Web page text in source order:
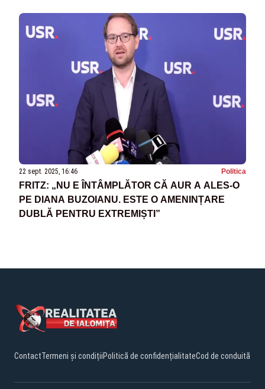
22 sept. 2025, 16:46 Politica
FRITZ: „NU E ÎNTÂMPLĂTOR CĂ AUR A ALES-O
PE DIANA BUZOIANU. ESTE O AMENINȚARE
DUBLĂ PENTRU EXTREMIȘTI”
ContactTermeni și condițiiPolitică de confidențialitateCod de conduită